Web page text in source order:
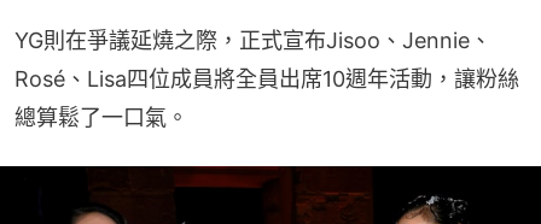
YG則在爭議延燒之際，正式宣布Jisoo、Jennie、
Rosé、Lisa四位成員將全員出席10週年活動，讓粉絲
總算鬆了一口氣。